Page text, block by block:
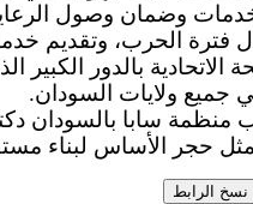
وضمان وصول
الحرب، وتقديم
الاتحادية بالدور
جميع ولايات السودان.
سابا بالسودان
حجر الأساس لبناء
نسخ الرابط